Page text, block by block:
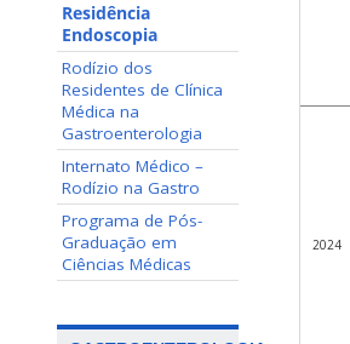
Residência
Endoscopia
Rodízio dos
Residentes de Clínica
Médica na
Gastroenterologia
Internato Médico –
Rodízio na Gastro
Programa de Pós-
Graduação em
Ciências Médicas
2024